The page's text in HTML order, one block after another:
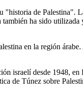
de
ha sido
en la región
israelí desde 1948, en
de Túnez sobre